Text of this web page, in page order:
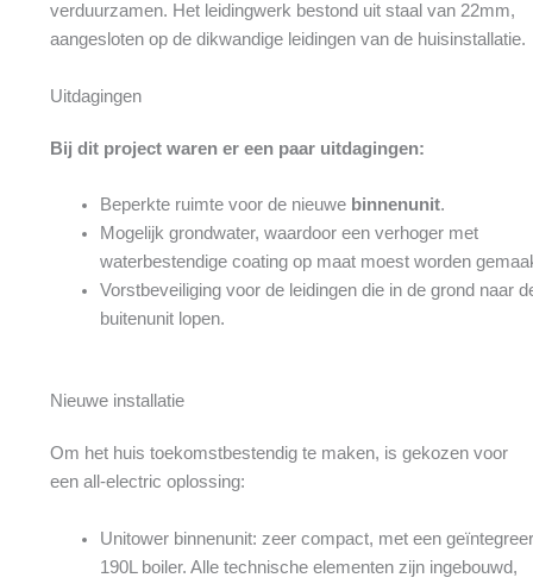
verduurzamen. Het leidingwerk bestond uit staal van 22mm,
aangesloten op de dikwandige leidingen van de huisinstallatie.
Uitdagingen
Bij dit project waren er een paar uitdagingen:
Beperkte ruimte voor de nieuwe binnenunit.
Mogelijk grondwater, waardoor een verhoger met
waterbestendige coating op maat moest worden
Vorstbeveiliging voor de leidingen die in de grond naar
buitenunit lopen.
Nieuwe installatie
Om het huis toekomstbestendig te maken, is gekozen voor
een all-electric oplossing:
Unitower binnenunit: zeer compact, met een
190L boiler. Alle technische elementen zijn ingebouwd,